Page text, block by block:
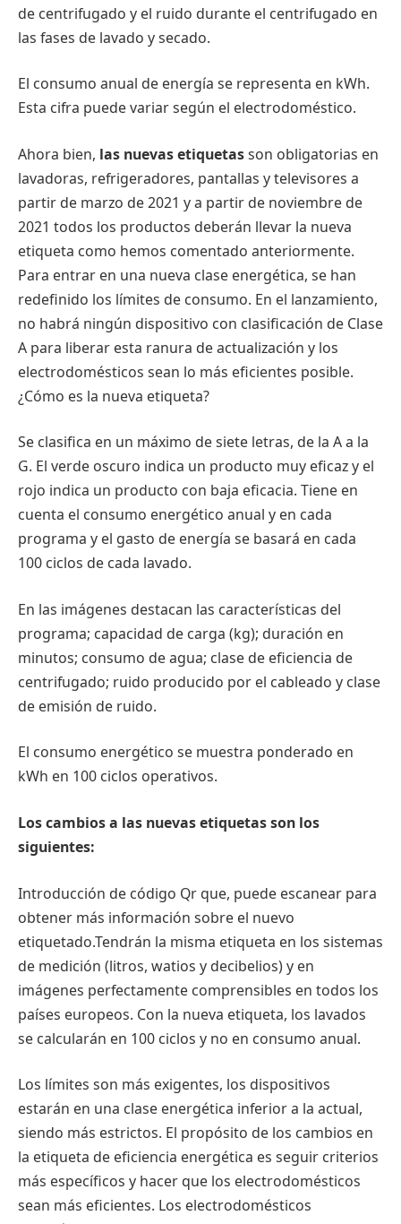
de centrifugado y el ruido durante el centrifugado en
las fases de lavado y secado.
El consumo anual de energía se representa en kWh.
Esta cifra puede variar según el electrodoméstico.
Ahora bien, las nuevas etiquetasson obligatorias en
lavadoras, refrigeradores, pantallas y televisores a
partir de marzo de 2021 y a partir de noviembre de
2021 todos los productos deberán llevar la nueva
etiqueta como hemos comentado anteriormente.
Para entrar en una nueva clase energética, se han
redefinido los límites de consumo. En el lanzamiento,
no habrá ningún dispositivo con clasificación de Clase
A para liberar esta ranura de actualización y los
electrodomésticos sean lo más eficientes posible.
¿Cómo es la nueva etiqueta?
Se clasifica en un máximo de siete letras, de la A a la
G. El verde oscuro indica un producto muy eficaz y el
rojo indica un producto con baja eficacia. Tiene en
cuenta el consumo energético anual y en cada
programa y el gasto de energía se basará en cada
100 ciclos de cada lavado.
En las imágenes destacan las características del
programa; capacidad de carga (kg); duración en
minutos; consumo de agua; clase de eficiencia de
centrifugado; ruido producido por el cableado y clase
de emisión de ruido.
El consumo energético se muestra ponderado en
kWh en 100 ciclos operativos.
Los cambios a las nuevas etiquetas son los
siguientes:
Introducción de código Qr que, puede escanear para
obtener más información sobre el nuevo
etiquetado.Tendrán la misma etiqueta en los sistemas
de medición (litros, watios y decibelios) y en
imágenes perfectamente comprensibles en todos los
países europeos. Con la nueva etiqueta, los lavados
se calcularán en 100 ciclos y no en consumo anual.
Los límites son más exigentes, los dispositivos
estarán en una clase energética inferior a la actual,
siendo más estrictos. El propósito de los cambios en
la etiqueta de eficiencia energética es seguir criterios
más específicos y hacer que los electrodomésticos
sean más eficientes. Los electrodomésticos